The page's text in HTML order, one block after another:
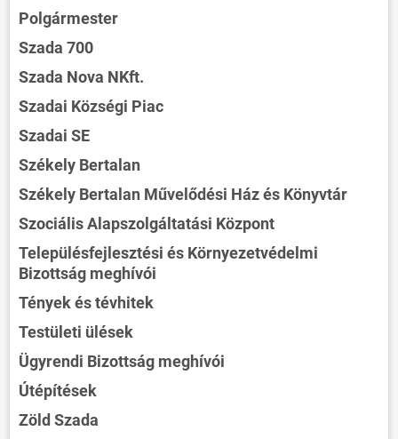
Polgármester
Szada 700
Szada Nova NKft.
Szadai Községi Piac
Szadai SE
Székely Bertalan
Székely Bertalan Művelődési Ház és Könyvtár
Szociális Alapszolgáltatási Központ
Településfejlesztési és Környezetvédelmi
Bizottság meghívói
Tények és tévhitek
Testületi ülések
Ügyrendi Bizottság meghívói
Útépítések
Zöld Szada